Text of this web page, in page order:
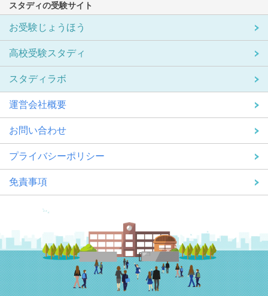
スタディの受験サイト
お受験じょうほう
高校受験スタディ
スタディラボ
運営会社概要
お問い合わせ
プライバシーポリシー
免責事項